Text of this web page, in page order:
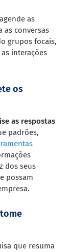
as
as conversas
grupos focais,
interações
os
as respostas
padrões,
dos seus
possam
que resuma